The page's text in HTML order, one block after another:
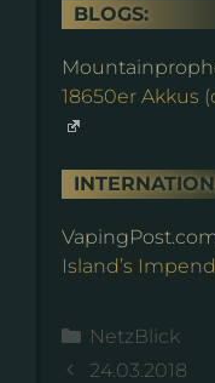
BLOGS:
18650er Akkus
Island’s
Kategorien
NetzBlick
24.03.2018